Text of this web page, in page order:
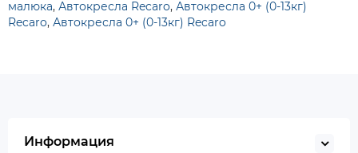
малюка, Автокресла Recaro, Автокресла 0+ (0-13кг)
Recaro, Автокресла 0+ (0-13кг) Recaro
Информация